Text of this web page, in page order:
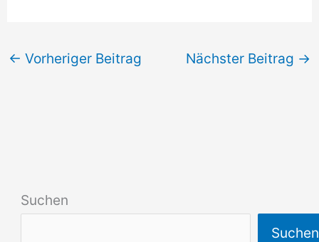
← Vorheriger Beitrag Nächster Beitrag →
Suchen
Suchen